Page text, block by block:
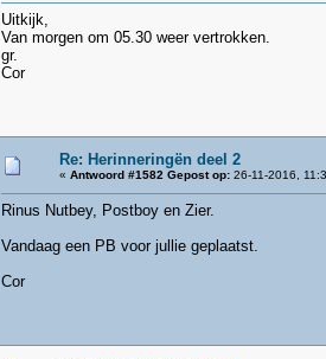
Uitkijk,
Van morgen om 05.30 weer vertrokken.
gr.
Cor
Re: Herinneringën deel 2
« Antwoord #1582 Gepost op: 26-11-2016,
Rinus Nutbey, Postboy en Zier.
Vandaag een PB voor jullie geplaatst.
Cor